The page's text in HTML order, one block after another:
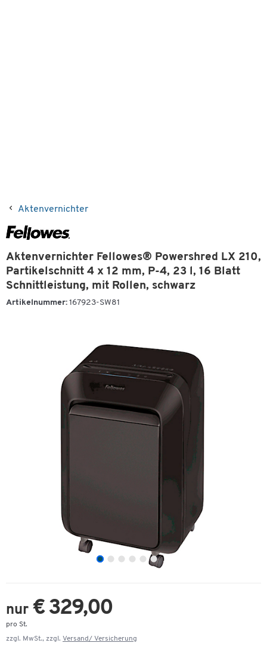
Aktenvernichter
Aktenvernichter Fellowes® Powershred LX 210,
Partikelschnitt 4 x 12 mm, P-4, 23 l, 16 Blatt
Schnittleistung, mit Rollen, schwarz
Artikelnummer: 167923-SW81
nur € 329,00
pro St.
zzgl. MwSt., zzgl. Versand/ Versicherung